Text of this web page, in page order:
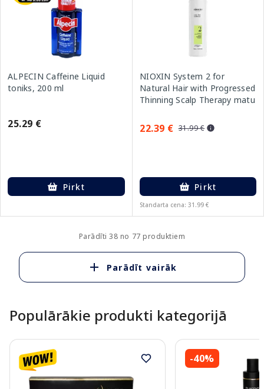
ALPECIN Caffeine Liquid
toniks, 200 ml
25.29 €
Pirkt
NIOXIN System 2 for
Natural Hair with Progressed
Thinning Scalp Therapy matu
22.39 € 31.99 €
Pirkt
Standarta cena: 31.99 €
Parādīti 38 no 77 produktiem
Parādīt vairāk
Populārākie produkti kategorijā
-40%